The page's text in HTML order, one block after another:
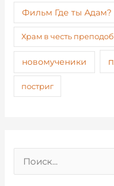
Фильм Где ты Адам?
Храм в честь
новомученики
постриг